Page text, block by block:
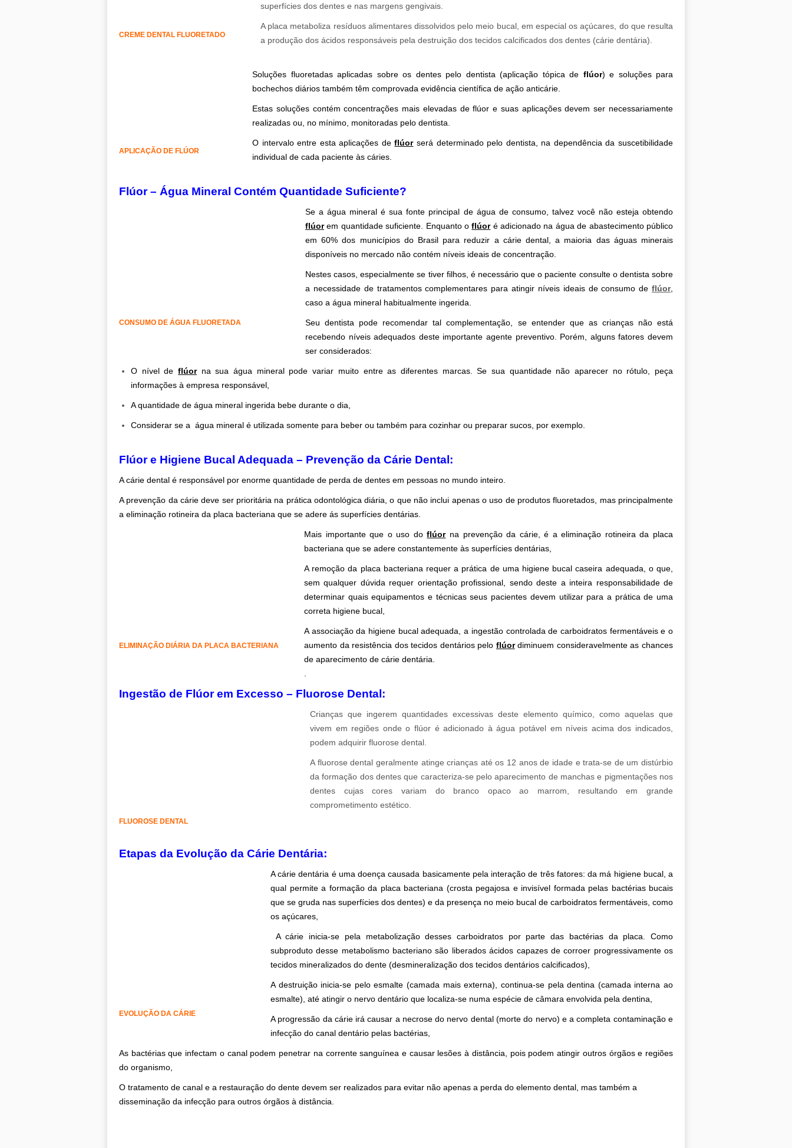
CREME DENTAL FLUORETADO
superfícies dos dentes e nas margens gengivais.
A placa metaboliza resíduos alimentares dissolvidos pelo meio bucal, em especial os açúcares, do que resulta
a produção dos ácidos responsáveis pela destruição dos tecidos calcificados dos dentes (cárie dentária).
APLICAÇÃO DE FLÚOR
Soluções fluoretadas aplicadas sobre os dentes pelo dentista (aplicação tópica de flúor) e soluções para
bochechos diários também têm comprovada evidência científica de ação anticárie.
Estas soluções contém concentrações mais elevadas de flúor e suas aplicações devem ser necessariamente
realizadas ou, no mínimo, monitoradas pelo dentista.
O intervalo entre esta aplicações deflúorserá determinado pelo dentista, na dependência da suscetibilidade
individual de cada paciente às cáries.
Flúor – Água Mineral Contém Quantidade Suficiente?
CONSUMO DE ÁGUA FLUORETADA
Se a água mineral é sua fonte principal de água de consumo, talvez você não esteja obtendo
flúorem quantidade suficiente. Enquanto oflúoré adicionado na água de abastecimento público
em 60% dos municípios do Brasil para reduzir a cárie dental, a maioria das águas minerais
disponíveis no mercado não contém níveis ideais de concentração.
Nestes casos, especialmente se tiver filhos, é necessário que o paciente consulte o dentista sobre
a necessidade de tratamentos complementares para atingir níveis ideais de consumo de flúor,
caso a água mineral habitualmente ingerida.
Seu dentista pode recomendar tal complementação, se entender que as crianças não está
recebendo níveis adequados deste importante agente preventivo. Porém, alguns fatores devem
ser considerados:
O nível deflúorna sua água mineral pode variar muito entre as diferentes marcas. Se sua quantidade não aparecer no rótulo, peça
informações à empresa responsável,
A quantidade de água mineral ingerida bebe durante o dia,
Considerar se a água mineral é utilizada somente para beber ou também para cozinhar ou preparar sucos, por exemplo.
Flúor e Higiene Bucal Adequada – Prevenção da Cárie Dental:
A cárie dental é responsável por enorme quantidade de perda de dentes em pessoas no mundo inteiro.
A prevenção da cárie deve ser prioritária na prática odontológica diária, o que não inclui apenas o uso de produtos fluoretados, mas principalmente
a eliminação rotineira da placa bacteriana que se adere ás superfícies dentárias.
ELIMINAÇÃO DIÁRIA DA PLACA BACTERIANA
Mais importante que o uso doflúorna prevenção da cárie, é a eliminação rotineira da placa
bacteriana que se adere constantemente às superfícies dentárias,
A remoção da placa bacteriana requer a prática de uma higiene bucal caseira adequada, o que,
sem qualquer dúvida requer orientação profissional, sendo deste a inteira responsabilidade de
determinar quais equipamentos e técnicas seus pacientes devem utilizar para a prática de uma
correta higiene bucal,
A associação da higiene bucal adequada, a ingestão controlada de carboidratos fermentáveis e o
aumento da resistência dos tecidos dentários pelo flúordiminuem consideravelmente as chances
de aparecimento de cárie dentária.
Ingestão de Flúor em Excesso – Fluorose Dental:
FLUOROSE DENTAL
Crianças que ingerem quantidades excessivas deste elemento químico, como aquelas que
vivem em regiões onde o flúor é adicionado à água potável em níveis acima dos indicados,
podem adquirir fluorose dental.
A fluorose dental geralmente atinge crianças até os 12 anos de idade e trata-se de um distúrbio
da formação dos dentes que caracteriza-se pelo aparecimento de manchas e pigmentações nos
dentes cujas cores variam do branco opaco ao marrom, resultando em grande
comprometimento estético.
Etapas da Evolução da Cárie Dentária:
EVOLUÇÃO DA CÁRIE
A cárie dentária é uma doença causada basicamente pela interação de três fatores: da má higiene bucal, a
qual permite a formação da placa bacteriana (crosta pegajosa e invisível formada pelas bactérias bucais
que se gruda nas superfícies dos dentes) e da presença no meio bucal de carboidratos fermentáveis, como
os açúcares,
A cárie inicia-se pela metabolização desses carboidratos por parte das bactérias da placa. Como
subproduto desse metabolismo bacteriano são liberados ácidos capazes de corroer progressivamente os
tecidos mineralizados do dente (desmineralização dos tecidos dentários calcificados),
A destruição inicia-se pelo esmalte (camada mais externa), continua-se pela dentina (camada interna ao
esmalte), até atingir o nervo dentário que localiza-se numa espécie de câmara envolvida pela dentina,
A progressão da cárie irá causar a necrose do nervo dental (morte do nervo) e a completa contaminação e
infecção do canal dentário pelas bactérias,
As bactérias que infectam o canal podem penetrar na corrente sanguínea e causar lesões à distância, pois podem atingir outros órgãos e regiões
do organismo,
O tratamento de canal e a restauração do dente devem ser realizados para evitar não apenas a perda do elemento dental, mas também a
disseminação da infecção para outros órgãos à distância.